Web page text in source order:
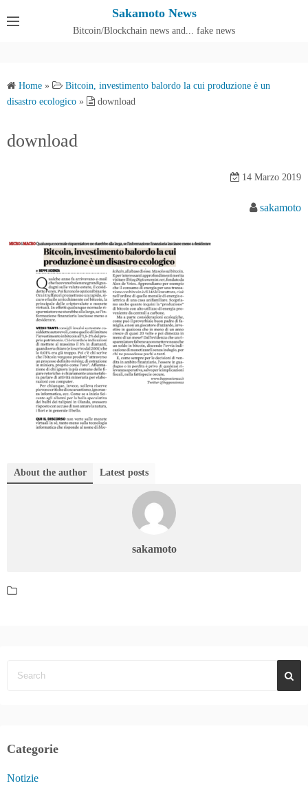
Sakamoto News
Bitcoin/Blockchain news and... fake news
Home »
Bitcoin, investimento balordo la cui produzione è un
disastro ecologico » download
download
14 Marzo 2019
sakamoto
About the author Latest posts
sakamoto
Categorie
Notizie